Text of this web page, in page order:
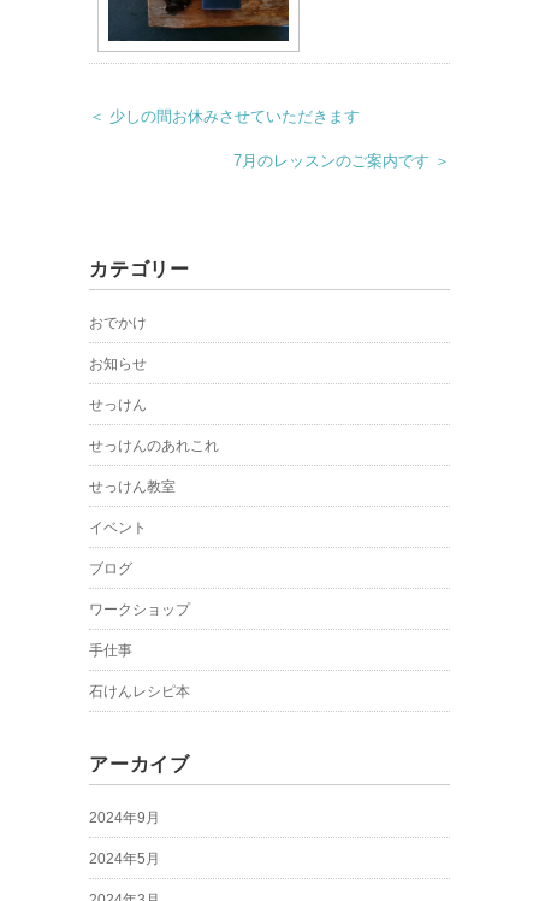
＜ 少しの間お休みさせていただきます
7月のレッスンのご案内です ＞
カテゴリー
おでかけ
お知らせ
せっけん
せっけんのあれこれ
せっけん教室
イベント
ブログ
ワークショップ
手仕事
石けんレシピ本
アーカイブ
2024年9月
2024年5月